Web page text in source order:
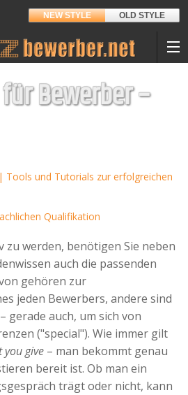
NEW STYLE OLD STYLE
Bewerber –
Tools und Tutorials zur erfolgreichen
Qualifikation
zu werden, benötigen Sie neben
auch die passenden
gehören zur
jeden Bewerbers, andere sind
gerade auch, um sich von
("special"). Wie immer gilt
you give – man bekommt genau
bereit ist. Ob man ein
trägt oder nicht, kann